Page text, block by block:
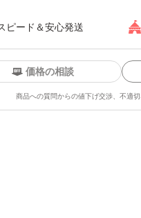
ピード＆安心発送
価格の相談
商品への質問からの値下げ交渉、不適